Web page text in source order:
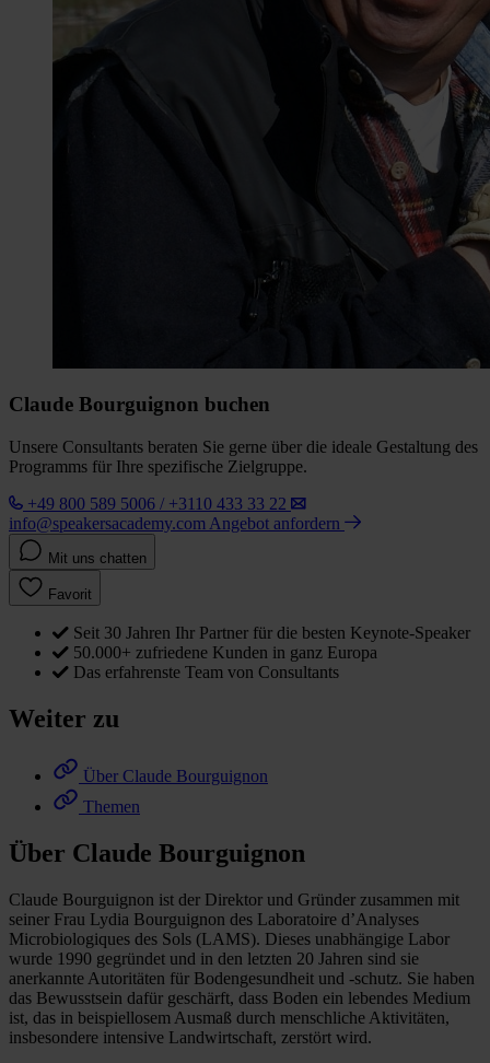
Claude Bourguignon buchen
Unsere Consultants beraten Sie gerne über die ideale Gestaltung des
Programms für Ihre spezifische Zielgruppe.
+49 800 589 5006 / +3110 433 33 22
info@speakersacademy.com Angebot anfordern
Mit uns chatten
Favorit
Seit 30 Jahren Ihr Partner für die besten Keynote-Speaker
50.000+ zufriedene Kunden in ganz Europa
Das erfahrenste Team von Consultants
Weiter zu
Über Claude Bourguignon
Themen
Über Claude Bourguignon
Claude Bourguignon ist der Direktor und Gründer zusammen mit
seiner Frau Lydia Bourguignon des Laboratoire d’Analyses
Microbiologiques des Sols (LAMS). Dieses unabhängige Labor
wurde 1990 gegründet und in den letzten 20 Jahren sind sie
anerkannte Autoritäten für Bodengesundheit und -schutz. Sie haben
das Bewusstsein dafür geschärft, dass Boden ein lebendes Medium
ist, das in beispiellosem Ausmaß durch menschliche Aktivitäten,
insbesondere intensive Landwirtschaft, zerstört wird.